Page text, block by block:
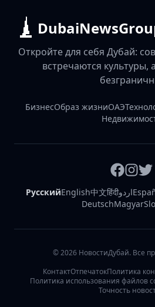
Откройте для себя Дубай:
встречаются культуры,
БизнесОбраз жизниОАЭ
РусскийEnglish中文हिंदीاردو
DeutschMagyar
©2026 НовостиДубай. Все
КонтактОтпечатокПолитика
Политика использования файлов
Точность